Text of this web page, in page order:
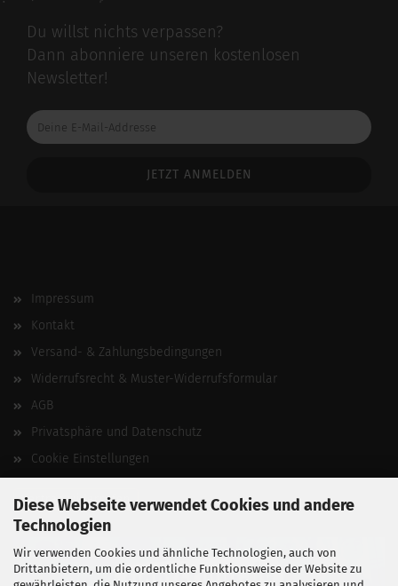
Diese Webseite verwendet Cookies und andere
Technologien
Wir verwenden Cookies und ähnliche Technologien, auch von
Drittanbietern, um die ordentliche Funktionsweise der Website zu
Du willst nichts verpassen?
Dann abonniere unseren kostenlosen
Newsletter!
Deine
E-
Impressum
Kontakt
Versand- & Zahlungsbedingungen
Widerrufsrecht & Muster-Widerrufsformular
AGB
Privatsphäre und Datenschutz
Cookie Einstellungen
Vertrag widerrufen